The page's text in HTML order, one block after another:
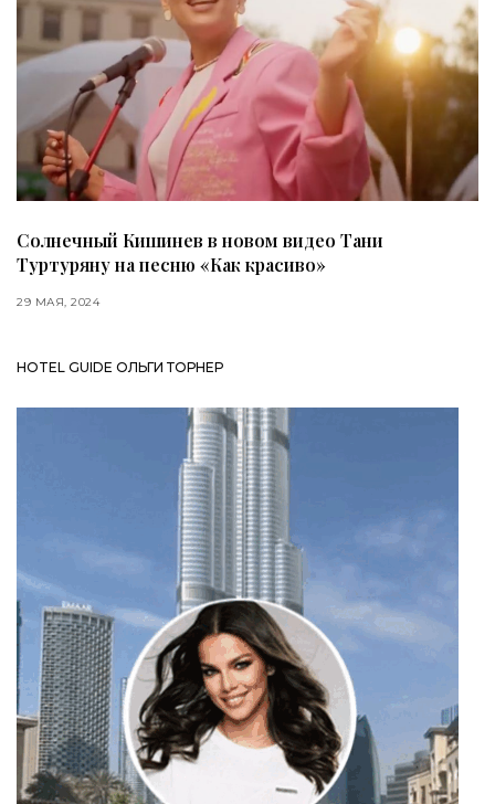
Солнечный Кишинев в новом видео Тани
Туртуряну на песню «Как красиво»
29 МАЯ, 2024
HOTEL GUIDE ОЛЬГИ ТОРНЕР